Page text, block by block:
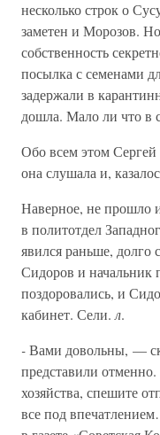
несколько строк о
заметен и Морозов.
собственность
посылка с семенами
задержали в
дошла. Мало ли что в
Обо всем этом Сергей
она слушала и,
Наверное, не прошло
в политотдел
явился раньше,
Сидоров и начальник
поздоровались, и
кабинет. Сели. л.
-Вами довольны, —
представили
хозяйства, спешите
все под